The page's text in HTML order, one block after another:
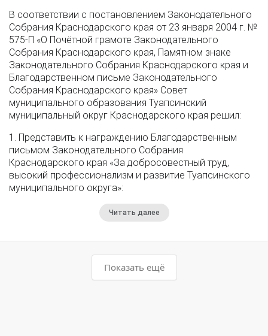
В соответствии с постановлением Законодательного
Собрания Краснодарского края от 23 января 2004 г. №
575-П «О Почётной грамоте Законодательного
Собрания Краснодарского края, Памятном знаке
Законодательного Собрания Краснодарского края и
Благодарственном письме Законодательного
Собрания Краснодарского края» Совет
муниципального образования Туапсинский
муниципальный округ Краснодарского края решил:
1. Представить к награждению Благодарственным
письмом Законодательного Собрания
Краснодарского края «За добросовестный труд,
высокий профессионализм и развитие Туапсинского
муниципального округа»:
Читать далее
Показать ещё